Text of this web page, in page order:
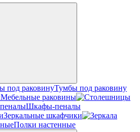
Тумбы под раковину
Мебельные раковины
Шкафы-пеналы
Зеркальные шкафчики
Полки настенные